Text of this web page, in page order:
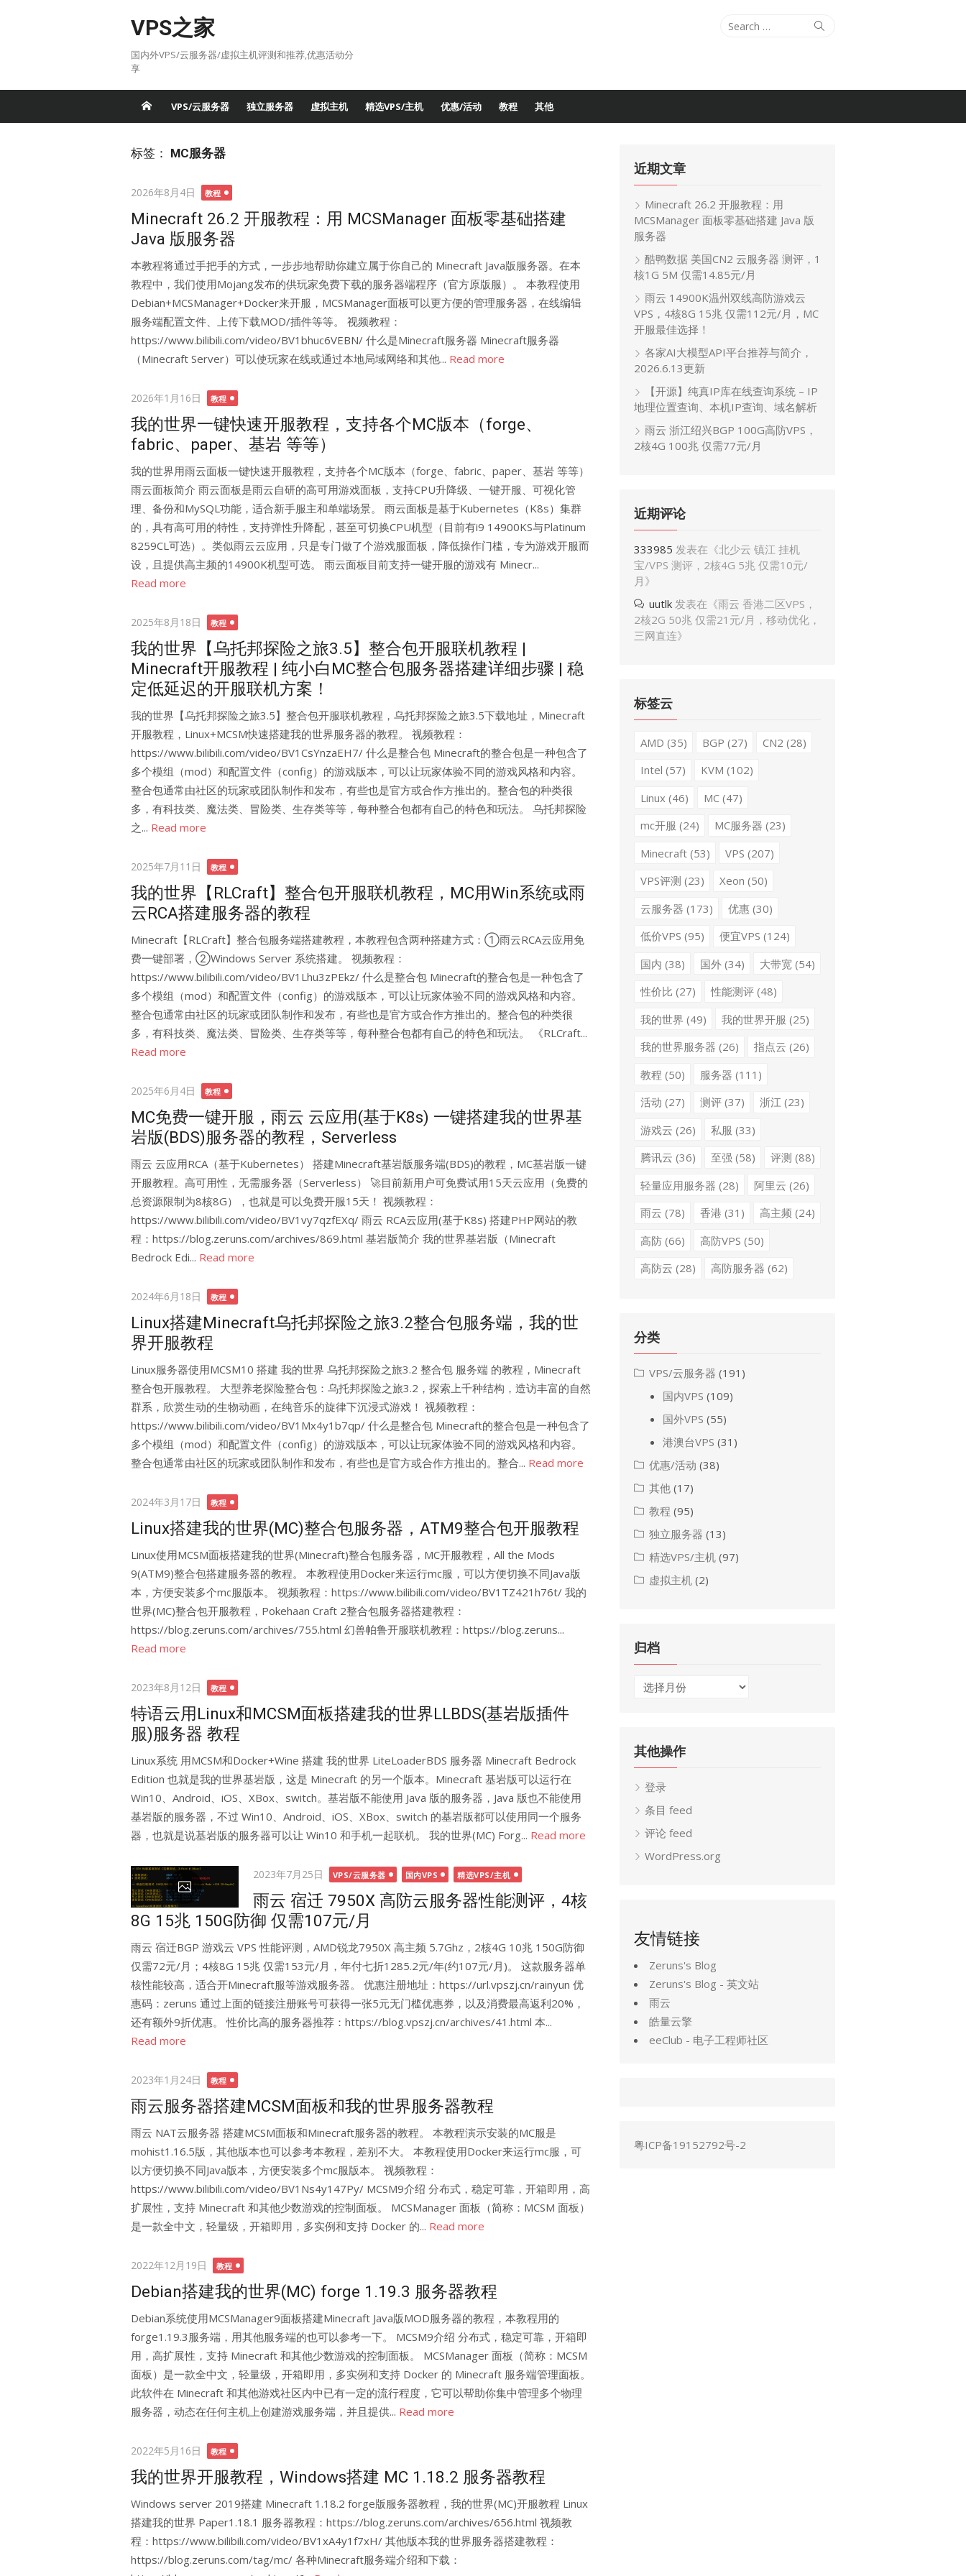
VPS之家
国内外VPS/云服务器/虚拟主机评测和推荐,优惠活动分
享
S
c
VPS/云服务器 独立服务器 虚拟主机 精选VPS/主机 优惠/活动 教程 其他
标签： MC服务器
Posted
2026年8月4日 教程
Minecraft 26.2 开服教程：用 MCSManager 面板零基础搭建
Java 版服务器
本教程将通过手把手的方式，一步步地帮助你建立属于你自己的 Minecraft Java版服务器。在本
教程中，我们使用Mojang发布的供玩家免费下载的服务器端程序（官方原版服）。 本教程使用
Debian+MCSManager+Docker来开服，MCSManager面板可以更方便的管理服务器，在线编辑
服务端配置文件、上传下载MOD/插件等等。 视频教程：
https://www.bilibili.com/video/BV1bhuc6VEBN/ 什么是Minecraft服务器 Minecraft服务器
（Minecraft Server）可以使玩家在线或通过本地局域网络和其他... Read more
Posted
on
2026年1月16日 教程
我的世界一键快速开服教程，支持各个MC版本（forge、
fabric、paper、基岩 等等）
我的世界用雨云面板一键快速开服教程，支持各个MC版本（forge、fabric、paper、基岩 等等）
雨云面板简介 雨云面板是雨云自研的高可用游戏面板，支持CPU升降级、一键开服、可视化管
理、备份和MySQL功能，适合新手服主和单端场景。 雨云面板是基于Kubernetes（K8s）集群
的，具有高可用的特性，支持弹性升降配，甚至可切换CPU机型（目前有i9 14900KS与Platinum
8259CL可选）。类似雨云云应用，只是专门做了个游戏服面板，降低操作门槛，专为游戏开服而
设，且提供高主频的14900K机型可选。 雨云面板目前支持一键开服的游戏有 Minecr...
Read more
Posted
on
2025年8月18日 教程
我的世界【乌托邦探险之旅3.5】整合包开服联机教程 |
Minecraft开服教程 | 纯小白MC整合包服务器搭建详细步骤 | 稳
定低延迟的开服联机方案！
我的世界【乌托邦探险之旅3.5】整合包开服联机教程，乌托邦探险之旅3.5下载地址，Minecraft
开服教程，Linux+MCSM快速搭建我的世界服务器的教程。 视频教程：
https://www.bilibili.com/video/BV1CsYnzaEH7/ 什么是整合包 Minecraft的整合包是一种包含了
多个模组（mod）和配置文件（config）的游戏版本，可以让玩家体验不同的游戏风格和内容。
整合包通常由社区的玩家或团队制作和发布，有些也是官方或合作方推出的。整合包的种类很
多，有科技类、魔法类、冒险类、生存类等等，每种整合包都有自己的特色和玩法。 乌托邦探险
之... Read more
Posted
on
2025年7月11日 教程
我的世界【RLCraft】整合包开服联机教程，MC用Win系统或雨
云RCA搭建服务器的教程
Minecraft【RLCraft】整合包服务端搭建教程，本教程包含两种搭建方式：①雨云RCA云应用免
费一键部署，②Windows Server 系统搭建。 视频教程：
https://www.bilibili.com/video/BV1Lhu3zPEkz/ 什么是整合包 Minecraft的整合包是一种包含了
多个模组（mod）和配置文件（config）的游戏版本，可以让玩家体验不同的游戏风格和内容。
整合包通常由社区的玩家或团队制作和发布，有些也是官方或合作方推出的。整合包的种类很
多，有科技类、魔法类、冒险类、生存类等等，每种整合包都有自己的特色和玩法。 《RLCraft...
Read more
Posted
2025年6月4日 教程
MC免费一键开服，雨云 云应用(基于K8s) 一键搭建我的世界基
岩版(BDS)服务器的教程，Serverless
雨云 云应用RCA（基于Kubernetes） 搭建Minecraft基岩版服务端(BDS)的教程，MC基岩版一键
开服教程。高可用性，无需服务器（Serverless） 🚀目前新用户可免费试用15天云应用（免费的
总资源限制为8核8G），也就是可以免费开服15天！ 视频教程：
https://www.bilibili.com/video/BV1vy7qzfEXq/ 雨云 RCA云应用(基于K8s) 搭建PHP网站的教
程：https://blog.zeruns.com/archives/869.html 基岩版简介 我的世界基岩版（Minecraft
Bedrock Edi... Read more
Posted
2024年6月18日 教程
Linux搭建Minecraft乌托邦探险之旅3.2整合包服务端，我的世
界开服教程
Linux服务器使用MCSM10 搭建 我的世界 乌托邦探险之旅3.2 整合包 服务端 的教程，Minecraft
整合包开服教程。 大型养老探险整合包：乌托邦探险之旅3.2，探索上千种结构，造访丰富的自然
群系，欣赏生动的生物动画，在纯音乐的旋律下沉浸式游戏！ 视频教程：
https://www.bilibili.com/video/BV1Mx4y1b7qp/ 什么是整合包 Minecraft的整合包是一种包含了
多个模组（mod）和配置文件（config）的游戏版本，可以让玩家体验不同的游戏风格和内容。
整合包通常由社区的玩家或团队制作和发布，有些也是官方或合作方推出的。整合... Read more
Posted
2024年3月17日 教程
Linux搭建我的世界(MC)整合包服务器，ATM9整合包开服教程
Linux使用MCSM面板搭建我的世界(Minecraft)整合包服务器，MC开服教程，All the Mods
9(ATM9)整合包搭建服务器的教程。 本教程使用Docker来运行mc服，可以方便切换不同Java版
本，方便安装多个mc服版本。 视频教程：https://www.bilibili.com/video/BV1TZ421h76t/ 我的
世界(MC)整合包开服教程，Pokehaan Craft 2整合包服务器搭建教程：
https://blog.zeruns.com/archives/755.html 幻兽帕鲁开服联机教程：https://blog.zeruns...
Read more
Posted
on
2023年8月12日 教程
特语云用Linux和MCSM面板搭建我的世界LLBDS(基岩版插件
服)服务器 教程
Linux系统 用MCSM和Docker+Wine 搭建 我的世界 LiteLoaderBDS 服务器 Minecraft Bedrock
Edition 也就是我的世界基岩版，这是 Minecraft 的另一个版本。Minecraft 基岩版可以运行在
Win10、Android、iOS、XBox、switch。基岩版不能使用 Java 版的服务器，Java 版也不能使用
基岩版的服务器，不过 Win10、Android、iOS、XBox、switch 的基岩版都可以使用同一个服务
器，也就是说基岩版的服务器可以让 Win10 和手机一起联机。 我的世界(MC) Forg... Read more
Posted
on
2023年7月25日 VPS/云服务器 国内VPS 精选VPS/主机
雨云 宿迁 7950X 高防云服务器性能测评，4核
8G 15兆 150G防御 仅需107元/月
雨云 宿迁BGP 游戏云 VPS 性能评测，AMD锐龙7950X 高主频 5.7Ghz，2核4G 10兆 150G防御
仅需72元/月；4核8G 15兆 仅需153元/月，年付七折1285.2元/年(约107元/月)。 这款服务器单
核性能较高，适合开Minecraft服等游戏服务器。 优惠注册地址：https://url.vpszj.cn/rainyun 优
惠码：zeruns 通过上面的链接注册账号可获得一张5元无门槛优惠券，以及消费最高返利20%，
还有额外9折优惠。 性价比高的服务器推荐：https://blog.vpszj.cn/archives/41.html 本...
Read more
Posted
on
2023年1月24日 教程
雨云服务器搭建MCSM面板和我的世界服务器教程
雨云 NAT云服务器 搭建MCSM面板和Minecraft服务器的教程。 本教程演示安装的MC服是
mohist1.16.5版，其他版本也可以参考本教程，差别不大。 本教程使用Docker来运行mc服，可
以方便切换不同Java版本，方便安装多个mc服版本。 视频教程：
https://www.bilibili.com/video/BV1Ns4y147Py/ MCSM9介绍 分布式，稳定可靠，开箱即用，高
扩展性，支持 Minecraft 和其他少数游戏的控制面板。 MCSManager 面板（简称：MCSM 面板）
是一款全中文，轻量级，开箱即用，多实例和支持 Docker 的... Read more
Posted
2022年12月19日 教程
Debian搭建我的世界(MC) forge 1.19.3 服务器教程
Debian系统使用MCSManager9面板搭建Minecraft Java版MOD服务器的教程，本教程用的
forge1.19.3服务端，用其他服务端的也可以参考一下。 MCSM9介绍 分布式，稳定可靠，开箱即
用，高扩展性，支持 Minecraft 和其他少数游戏的控制面板。 MCSManager 面板（简称：MCSM
面板）是一款全中文，轻量级，开箱即用，多实例和支持 Docker 的 Minecraft 服务端管理面板。
此软件在 Minecraft 和其他游戏社区内中已有一定的流行程度，它可以帮助你集中管理多个物理
服务器，动态在任何主机上创建游戏服务端，并且提供... Read more
Posted
on
2022年5月16日 教程
我的世界开服教程，Windows搭建 MC 1.18.2 服务器教程
Windows server 2019搭建 Minecraft 1.18.2 forge版服务器教程，我的世界(MC)开服教程 Linux
搭建我的世界 Paper1.18.1 服务器教程：https://blog.zeruns.com/archives/656.html 视频教
程：https://www.bilibili.com/video/BV1xA4y1f7xH/ 其他版本我的世界服务器搭建教程：
https://blog.zeruns.com/tag/mc/ 各种Minecraft服务端介绍和下载：
近期文章
Minecraft 26.2 开服教程：用
MCSManager 面板零基础搭建 Java 版
服务器
酷鸭数据 美国CN2 云服务器 测评，1
核1G 5M 仅需14.85元/月
雨云 14900K温州双线高防游戏云
VPS，4核8G 15兆 仅需112元/月，MC
开服最佳选择！
各家AI大模型API平台推荐与简介，
2026.6.13更新
【开源】纯真IP库在线查询系统 – IP
地理位置查询、本机IP查询、域名解析
雨云 浙江绍兴BGP 100G高防VPS，
2核4G 100兆 仅需77元/月
近期评论
333985 发表在《北少云 镇江 挂机
宝/VPS 测评，2核4G 5兆 仅需10元/
月 》
uutlk 发表在《雨云 香港二区VPS，
2核2G 50兆 仅需21元/月，移动优化，
三网直连》
标签云
AMD (35) BGP (27) CN2 (28)
Intel (57) KVM (102)
Linux (46) MC(47)
mc开服 (24) MC服务器 (23)
Minecraft(53) VPS (207)
VPS评测 (23) Xeon (50)
云服务器 (173) 优惠(30)
低价VPS (95) 便宜VPS (124)
国内 (38) 国外(34) 大带宽(54)
性价比 (27) 性能测评(48)
我的世界 (49) 我的世界开服 (25)
我的世界服务器 (26) 指点云 (26)
教程 (50) 服务器 (111)
活动 (27) 测评(37) 浙江 (23)
游戏云 (26) 私服 (33)
腾讯云 (36) 至强 (58) 评测 (88)
轻量应用服务器 (28) 阿里云 (26)
雨云 (78) 香港 (31) 高主频 (24)
高防(66) 高防VPS (50)
高防云 (28) 高防服务器 (62)
分类
VPS/云服务器 (191)
国内VPS (109)
国外VPS (55)
港澳台VPS (31)
优惠/活动 (38)
其他 (17)
教程 (95)
独立服务器 (13)
精选VPS/主机 (97)
虚拟主机 (2)
归档
归
其他操作
登录
条目 feed
评论 feed
WordPress.org
友情链接
Zeruns's Blog
Zeruns's Blog - 英文站
雨云
皓量云擎
eeClub - 电子工程师社区
粤ICP备19152792号-2